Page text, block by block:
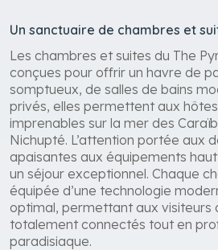
Un sanctuaire de chambres et
Les chambres et suites du The
conçues pour offrir un havre de
somptueux, de salles de bains
privés, elles permettent aux
imprenables sur la mer des
Nichupté. L’attention portée aux
apaisantes aux équipements
un séjour exceptionnel. Chaque
équipée d’une technologie
optimal, permettant aux visiteurs
totalement connectés tout en
paradisiaque.